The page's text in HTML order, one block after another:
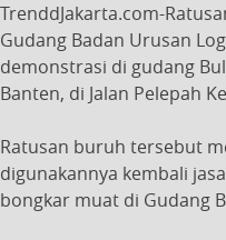
TrenddJakarta.com-
Gudang Badan Urusan
demonstrasi di gudang
Banten, di Jalan Pelepah
Ratusan buruh tersebut
digunakannya kembali
bongkar muat di Gudang